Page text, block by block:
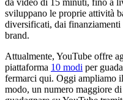
sviluppano le proprie attività
diversificati, dai
brand.
Attualmente, YouTube offre
piattaforma 10 modi per
fermarci qui. Oggi ampliamo
modo, un numero maggiore